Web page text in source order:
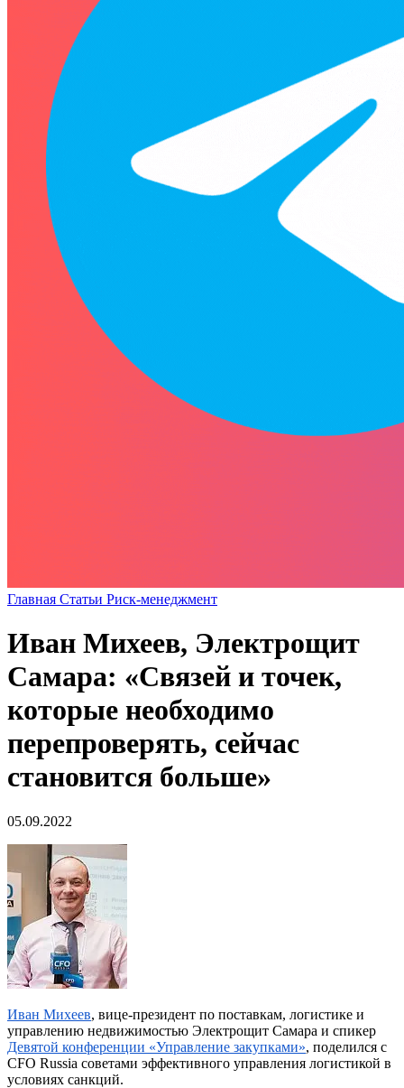
Главная Статьи Риск-менеджмент
Иван Михеев, Электрощит
Самара: «Связей и точек,
которые необходимо
перепроверять, сейчас
становится больше»
05.09.2022
Иван Михеев, вице-президент по поставкам, логистике и
управлению недвижимостью Электрощит Самара и спикер
Девятой конференции «Управление закупками», поделился с
CFO Russia советами эффективного управления логистикой в
условиях санкций.